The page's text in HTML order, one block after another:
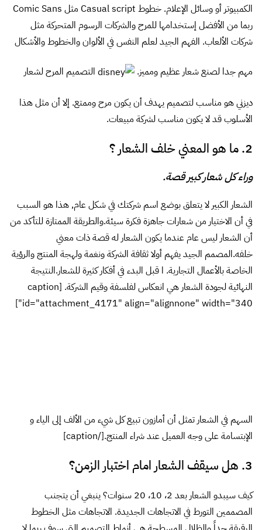
الكمبيوتر أو وسائل الإعلام. خطوط Casual script مثل Comic Sans
ربما من الأفضل إستخدامها للمرح والشركات الرسوم المتحركة مثل
شركات الألعاب. الفهم الجيد لعلم النفس في الألوان والخطوط والأشكال
مهم جدا لصنع شعار عظيم ومميز. التصميم المرح لشعار
ديزني هو مناسب لتصميم يهدف أن يكون مرح وممتع. إلا أن مثل هذا
الأسلوب قد لا يكون مناسب لشركة مبيعات.
2. ما هو المعني خلف الشعار ؟
وراء كل شعار كبير قصة.
الشعار الكبير لا يتعلق بوضع اسم شركتك في شكل عام, هذا هو السبب
في أن الاختيار من شعارات جاهزة فكرة سيئة.والطريقة الممتازة للتأكد من
أن الشعار ليس عام عندما يكون الشعار له قصة ذات معني
خلفه.المصمم الجيد يفهم أولا ثقافة الشركة ونغمة ولهجة المنتج والرؤية
الخاصة بالأعمال التجارية. ا قبل البدء في أفكار كثيرة للشعار.النتيجة
النهائية لجودة الشعار هي انعكاس لفلسفة وقيم الشركة. [caption
id="attachment_4171" align="alignnone" width="340"]
كيف سيبدو الشعار بعد 2، 10، 20 سنوات؟ ينبغي أن يتجنب
المصممين التورط في الاتجاهات الجديدة. الاتجاهات مثل الخطوط
تصمد أمام اختبار الزمن. البسيط أفضل بكثير من التعقيد. يمكن
استخدام شعار بسيط ولكنه لا ينسى في 20 سنة دون ان يعفي عليه
الزمن. الطريقة الجيدة لاختبار الشعار هو أن تدعه معك لفترة من الوقت
قبل نشره.بعض الشعارات تنمو معك – كلما نظرت إليها,كلما احببتها أكثر.